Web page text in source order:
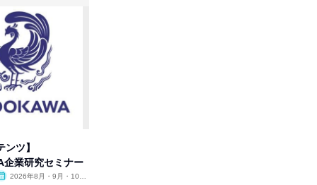
ンツ】
企業研究セミナー
2026年8月・9月・10